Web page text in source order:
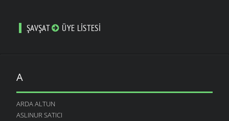
ŞAVŞAT ÜYE LISTESI
A
ARDA ALTUN
ASLINUR SATICI